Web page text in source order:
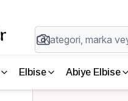
Elbise Abiye Elbise